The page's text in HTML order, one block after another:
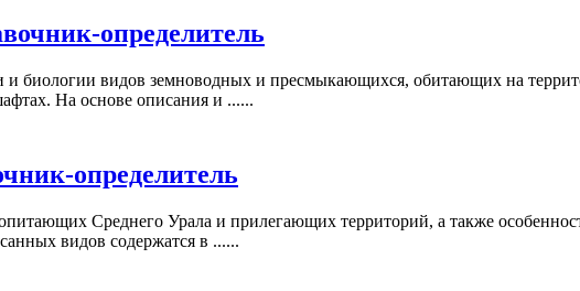
определитель
и биологии видов земноводных и пресмыкающихся, обитающих на
На основе описания и ......
определитель
Среднего Урала и прилегающих территорий, а также
видов содержатся в ......